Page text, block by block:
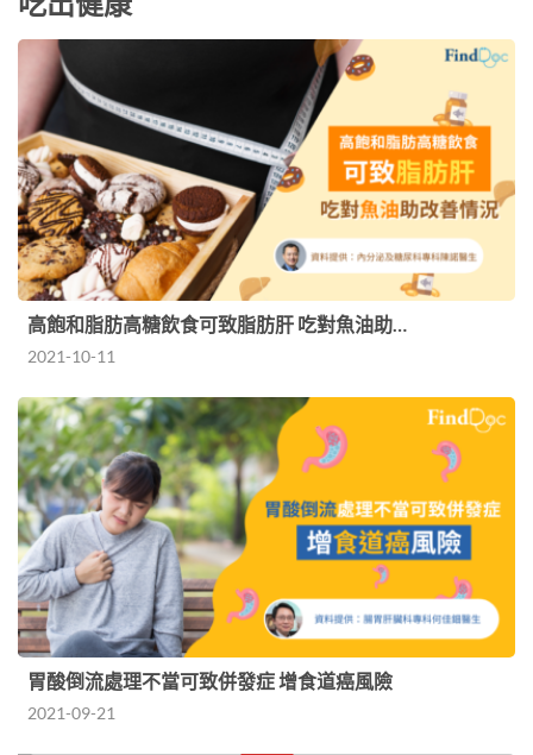
高飽和脂肪高糖飲食可致脂肪肝 吃對魚油助…
2021-10-11
胃酸倒流處理不當可致併發症 增食道癌風險
2021-09-21